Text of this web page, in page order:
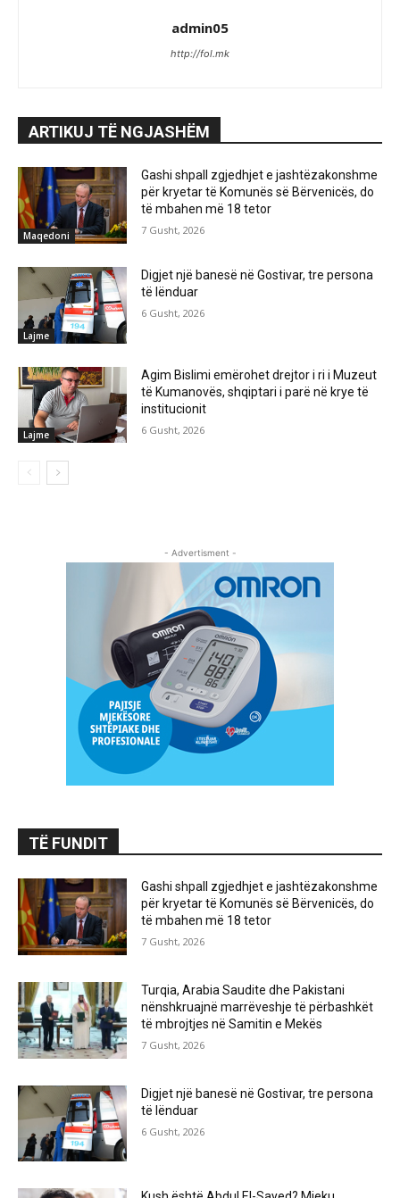
admin05
http://fol.mk
ARTIKUJ TË NGJASHËM
Maqedoni
Gashi shpall zgjedhjet e jashtëzakonshme
për kryetar të Komunës së Bërvenicës, do
të mbahen më 18 tetor
7 Gusht, 2026
Lajme
Digjet një banesë në Gostivar, tre persona
të lënduar
6 Gusht, 2026
Lajme
Agim Bislimi emërohet drejtor i ri i Muzeut
të Kumanovës, shqiptari i parë në krye të
institucionit
6 Gusht, 2026
- Advertisment -
TË FUNDIT
Gashi shpall zgjedhjet e jashtëzakonshme
për kryetar të Komunës së Bërvenicës, do
të mbahen më 18 tetor
7 Gusht, 2026
Turqia, Arabia Saudite dhe Pakistani
nënshkruajnë marrëveshje të përbashkët
të mbrojtjes në Samitin e Mekës
7 Gusht, 2026
Digjet një banesë në Gostivar, tre persona
të lënduar
6 Gusht, 2026